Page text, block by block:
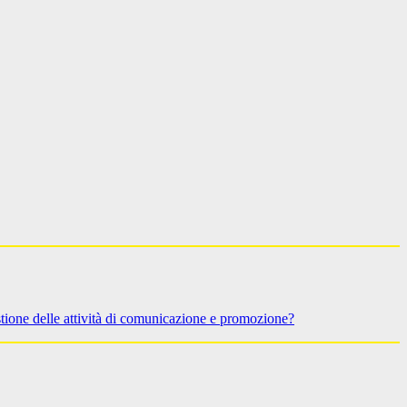
delle attività di comunicazione e promozione?